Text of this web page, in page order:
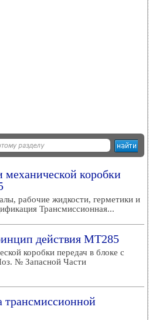
коробки
рабочие жидкости, герметики и
Трансмиссионная...
действия MT285
коробки передач в блоке с
№ Запасной Части
трансмиссионной